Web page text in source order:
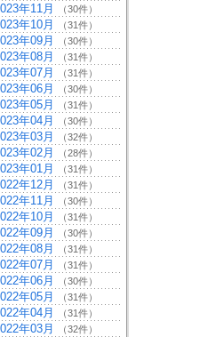
年11月 （30件）
年10月 （31件）
年09月 （30件）
年08月 （31件）
年07月 （31件）
年06月 （30件）
年05月 （31件）
年04月 （30件）
年03月 （32件）
年02月 （28件）
年01月 （31件）
年12月 （31件）
年11月 （30件）
年10月 （31件）
年09月 （30件）
年08月 （31件）
年07月 （31件）
年06月 （30件）
年05月 （31件）
年04月 （31件）
年03月 （32件）